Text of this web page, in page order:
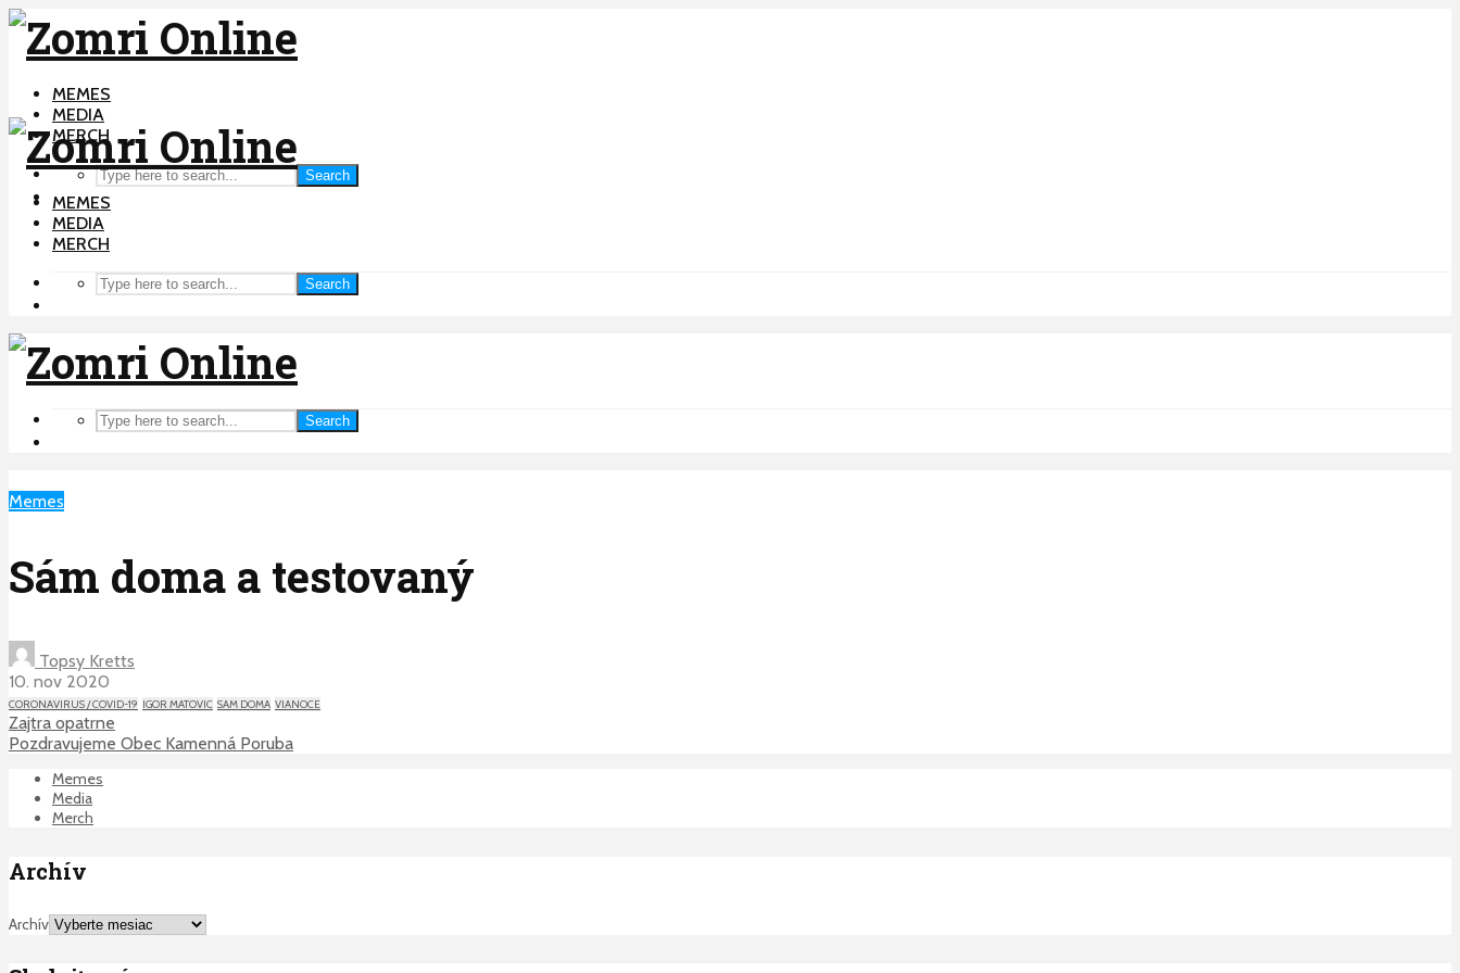
MEMES
MEDIA
MERCH
Search
MEMES
MEDIA
MERCH
Search
Search
Memes
Sám doma a testovaný
Topsy Kretts
10. nov 2020
CORONAVIRUS / COVID-19 IGOR MATOVIC SAM DOMA VIANOCE
Zajtra opatrne
Pozdravujeme Obec Kamenná Poruba
Memes
Media
Merch
Archív
Archív